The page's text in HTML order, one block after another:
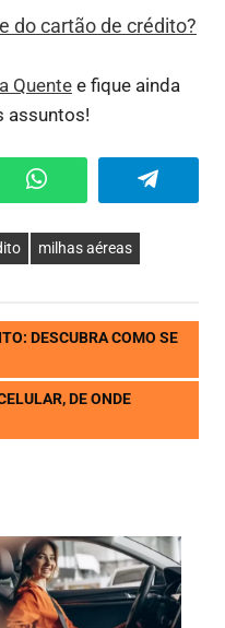
do cartão de crédito?
Quente e fique ainda
assuntos!
WhatsApp Telegram
milhas aéreas
DESCUBRA COMO SE
DE ONDE